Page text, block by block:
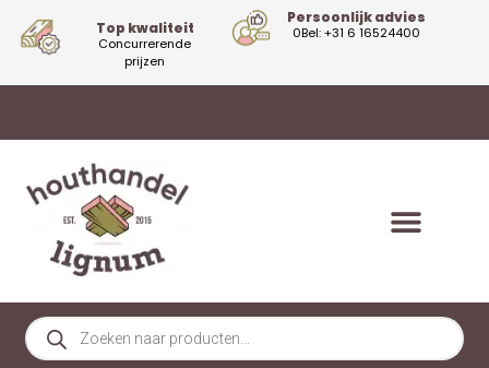
Top kwaliteit
Concurrerende
prijzen
Persoonlijk advies
0Bel: +31 6 16524400